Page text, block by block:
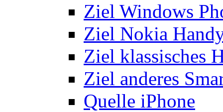
Ziel Windows
Ziel Nokia
Ziel klassisches
Ziel anderes
Quelle iPhone